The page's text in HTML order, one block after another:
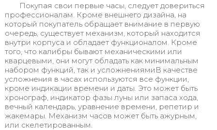
Покупая свои первые часы, следует довериться
профессионалам. Кроме внешнего дизайна, на
который покупатель обращает внимание в первую
очередь, существует механизм, который находится
внутри корпуса и обладает функционалом. Кроме
того, что калибры бывают механическими или
кварцевыми, они могут обладать как минимальным
набором функций, так и усложнениямиВ качестве
усложнения в часах используются все функции,
кроме индикации времени и даты. Это может быть
хронограф, индикатор фазы луны или запаса хода,
вечный календарь, уравнение времени, репетир и
жакемары. Механизм часов может быть ажурным,
или скелетированным.